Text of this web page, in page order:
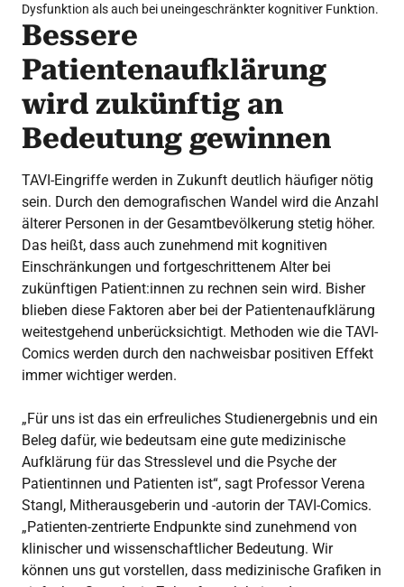
Dysfunktion als auch bei uneingeschränkter kognitiver Funktion.
Bessere
Patientenaufklärung
wird zukünftig an
Bedeutung gewinnen
TAVI-Eingriffe werden in Zukunft deutlich häufiger nötig
sein. Durch den demografischen Wandel wird die Anzahl
älterer Personen in der Gesamtbevölkerung stetig höher.
Das heißt, dass auch zunehmend mit kognitiven
Einschränkungen und fortgeschrittenem Alter bei
zukünftigen Patient:innen zu rechnen sein wird. Bisher
blieben diese Faktoren aber bei der Patientenaufklärung
weitestgehend unberücksichtigt. Methoden wie die TAVI-
Comics werden durch den nachweisbar positiven Effekt
immer wichtiger werden.
„Für uns ist das ein erfreuliches Studienergebnis und ein
Beleg dafür, wie bedeutsam eine gute medizinische
Aufklärung für das Stresslevel und die Psyche der
Patientinnen und Patienten ist“, sagt Professor Verena
Stangl, Mitherausgeberin und -autorin der TAVI-Comics.
„Patienten-zentrierte Endpunkte sind zunehmend von
klinischer und wissenschaftlicher Bedeutung. Wir
können uns gut vorstellen, dass medizinische Grafiken in